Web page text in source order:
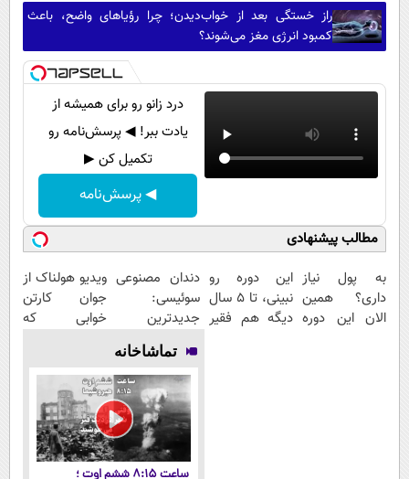
راز خستگی بعد از خواب‌دیدن؛ چرا رؤیاهای واضح، باعث
کمبود انرژی مغز می‌شوند؟
درد زانو رو برای همیشه از
یادت ببر! ◀ پرسش‌نامه رو
تکمیل کن ▶
◀ پرسش‌نامه
مطالب پیشنهادی
به پول نیاز
داری؟ همین
الان این دوره
این دوره رو
نبینی، تا 5 سال
دیگه هم فقیر
دندان مصنوعی
سوئیسی:
جدیدترین
فناوری اروپا،
سبک و مقاوم |
پرداخت قسطی
ویدیو هولناک از
جوان کارتن
خوابی که
تماشاخانه
ساعت ۸:۱۵ ششم اوت ؛